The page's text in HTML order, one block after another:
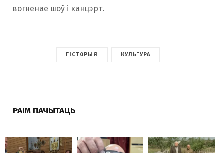
вогненае шоў і канцэрт.
ГІСТОРЫЯ КУЛЬТУРА
РАІМ ПАЧЫТАЦЬ